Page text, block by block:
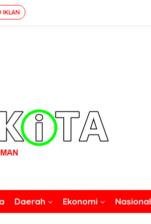
IKLAN
Daerah Ekonomi Nasional